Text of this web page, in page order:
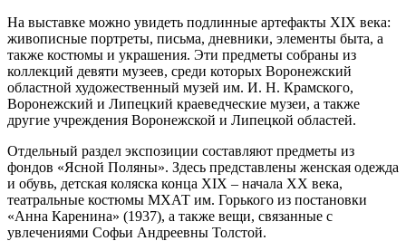
На выставке можно увидеть подлинные артефакты XIX века:
живописные портреты, письма, дневники, элементы быта, а
также костюмы и украшения. Эти предметы собраны из
коллекций девяти музеев, среди которых Воронежский
областной художественный музей им. И. Н. Крамского,
Воронежский и Липецкий краеведческие музеи, а также
другие учреждения Воронежской и Липецкой областей.
Отдельный раздел экспозиции составляют предметы из
фондов «Ясной Поляны». Здесь представлены женская одежда
и обувь, детская коляска конца XIX – начала ХХ века,
театральные костюмы МХАТ им. Горького из постановки
«Анна Каренина» (1937), а также вещи, связанные с
увлечениями Софьи Андреевны Толстой.